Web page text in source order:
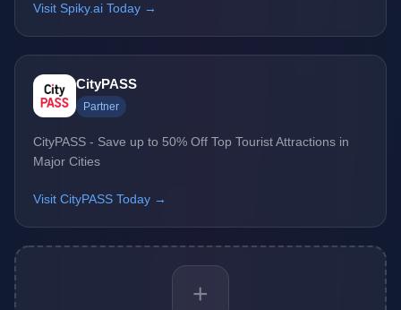
Visit Spiky.ai Today →
CityPASS
Partner
CityPASS - Save up to 50% Off Top Tourist Attractions in
Major Cities
Visit CityPASS Today →
+